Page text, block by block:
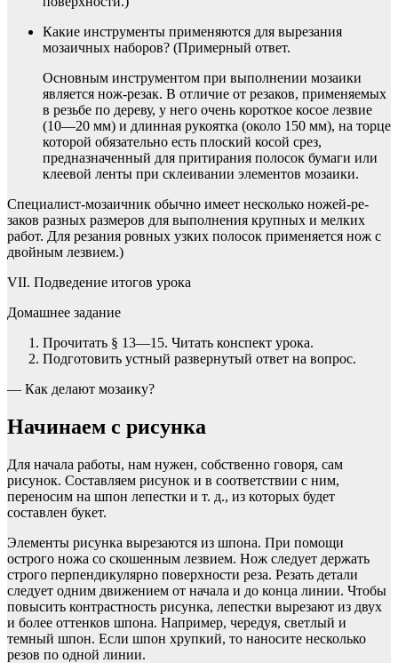
Какие инструменты применяются для вырезания
мозаич­ных наборов? (Примерный ответ.
Основным инструментом при выполнении мозаики
является нож-резак. В отличие от резаков, применяемых
в резьбе по дереву, у него очень короткое косое лезвие
(10—20 мм) и длинная рукоятка (око­ло 150 мм), на торце
которой обязательно есть плоский ко­сой срез,
предназначенный для притирания полосок бума­ги или
клеевой ленты при склеивании элементов мозаики.
Специалист-мозаичник обычно имеет несколько ножей-ре­
заков разных размеров для выполнения крупных и мелких
работ. Для резания ровных узких полосок применяется нож с
двойным лезвием.)
VII. Подведение итогов урока
Домашнее задание
Прочитать § 13—15. Читать конспект урока.
Подготовить устный развернутый ответ на вопрос.
— Как делают мозаику?
Начинаем с рисунка
Для начала работы, нам нужен, собственно говоря, сам
рисунок. Составляем рисунок и в соответствии с ним,
переносим на шпон лепестки и т. д., из которых будет
составлен букет.
Элементы рисунка вырезаются из шпона. При помощи
острого ножа со скошенным лезвием. Нож следует держать
строго перпендикулярно поверхности реза. Резать детали
следует одним движением от начала и до конца линии. Чтобы
повысить контрастность рисунка, лепестки вырезают из двух
и более оттенков шпона. Например, чередуя, светлый и
темный шпон. Если шпон хрупкий, то наносите несколько
резов по одной линии.